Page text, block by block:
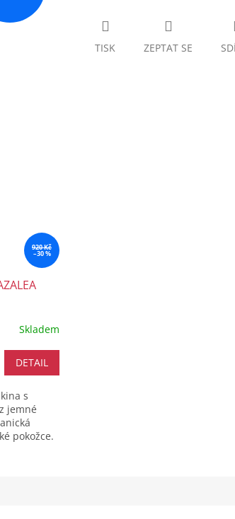
TISK ZEPTAT SE
920 Kč
–30 %
Skladem
DETAIL
s
jemné
pokožce.